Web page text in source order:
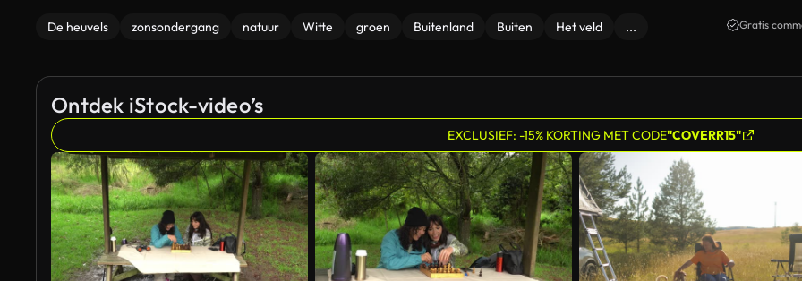
De heuvels zonsondergang natuur Witte groen Buitenland Buiten Het veld ... Gratis
Ontdek iStock-video’s
EXCLUSIEF: -15% KORTING MET CODE"COVERR15"